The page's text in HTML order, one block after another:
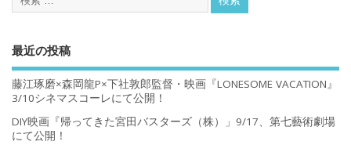
最近の投稿
藤江琢磨×森岡龍P×下社敦郎監督・映画『LONESOME VACATION』
3/10シネマスコーレにて公開！
DIY映画『帰ってきた宮田バスターズ（株）」9/17、第七藝術劇場
にて公開！